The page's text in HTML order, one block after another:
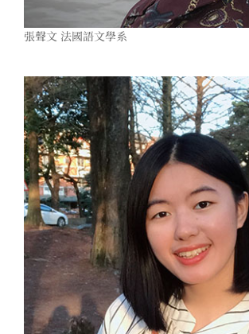
張聲文 法國語文學系